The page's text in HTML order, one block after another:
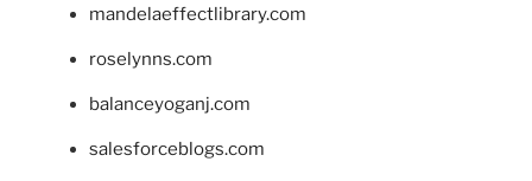
mandelaeffectlibrary.com
roselynns.com
balanceyoganj.com
salesforceblogs.com